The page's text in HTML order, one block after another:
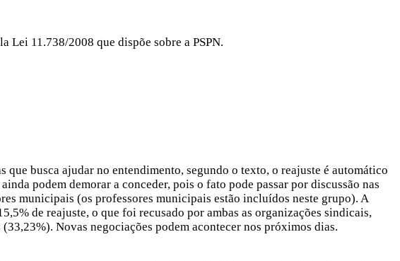
Lei 11.738/2008 que dispõe sobre a PSPN.
busca ajudar no entendimento, segundo o texto, o reajuste é automático
podem demorar a conceder, pois o fato pode passar por discussão nas
municipais (os professores municipais estão incluídos neste grupo). A
de reajuste, o que foi recusado por ambas as organizações sindicais,
Novas negociações podem acontecer nos próximos dias.